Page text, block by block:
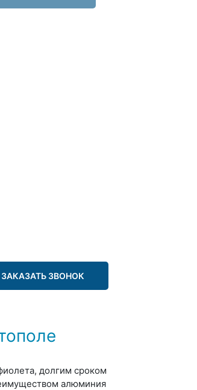
ЗАКАЗАТЬ ЗВОНОК
долгим сроком
алюминия